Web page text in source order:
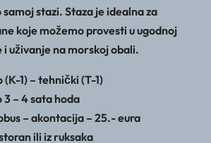
stazi. Staza je idealna za
koje možemo provesti u ugodnoj
i uživanje na morskoj obali.
1) – tehnički (T-1)
3 – 4 sata hoda
– akontacija – 25.- eura
ili iz ruksaka